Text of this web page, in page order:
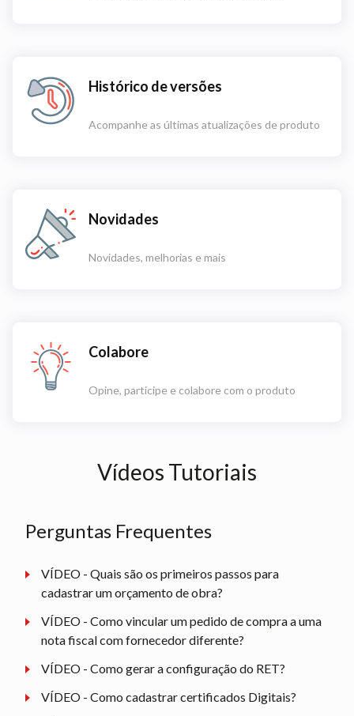
Histórico de versões
Acompanhe as últimas atualizações de produto
Novidades
Novidades, melhorias e mais
Colabore
Opine, participe e colabore com o produto
Vídeos Tutoriais
Perguntas Frequentes
VÍDEO - Quais são os primeiros passos para
cadastrar um orçamento de obra?
VÍDEO - Como vincular um pedido de compra a uma
nota fiscal com fornecedor diferente?
VÍDEO - Como gerar a configuração do RET?
VÍDEO - Como cadastrar certificados Digitais?